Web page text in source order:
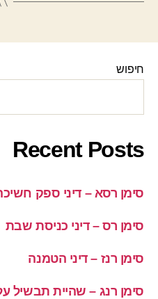
חיפוש
Recent Posts
סימן רסא – דיני ספק
סימן רס – דיני כניסת שבת
סימן רנז – דיני הטמנה
סימן רנג – שהיית תבשיל